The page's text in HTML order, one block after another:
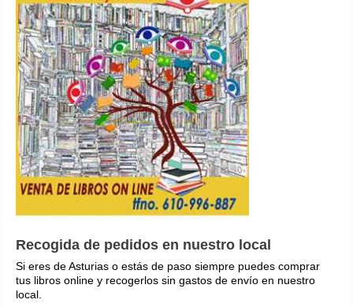
Recogida de pedidos en nuestro local
Si eres de Asturias o estás de paso siempre puedes comprar
tus libros online y recogerlos sin gastos de envío en nuestro
local.